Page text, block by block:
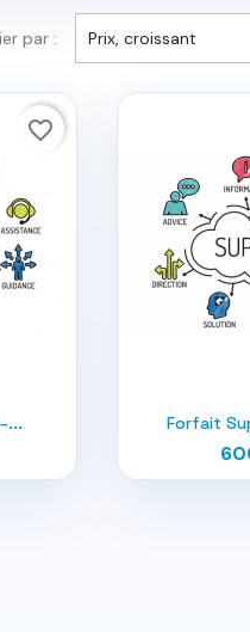
par : Prix, croissant
favorite_border

Forfait